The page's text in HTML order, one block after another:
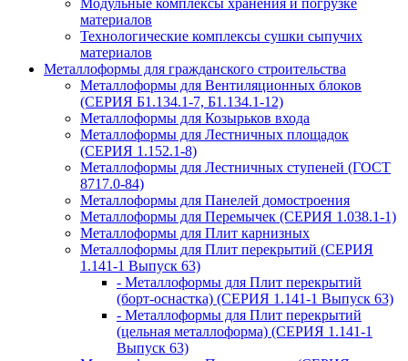
Модульные комплексы хранения и погрузке
материалов
Технологические комплексы сушки сыпучих
материалов
Металлоформы для гражданского строительства
Металлоформы для Вентиляционных блоков
(СЕРИЯ Б1.134.1-7, Б1.134.1-12)
Металлоформы для Козырьков входа
Металлоформы для Лестничных площадок
(СЕРИЯ 1.152.1-8)
Металлоформы для Лестничных ступеней (ГОСТ
8717.0-84)
Металлоформы для Панелей домостроения
Металлоформы для Перемычек (СЕРИЯ 1.038.1-1)
Металлоформы для Плит карнизных
Металлоформы для Плит перекрытий (СЕРИЯ
1.141-1 Выпуск 63)
- Металлоформы для Плит перекрытий
(борт-оснастка) (СЕРИЯ 1.141-1 Выпуск 63)
- Металлоформы для Плит перекрытий
(цельная металлоформа) (СЕРИЯ 1.141-1
Выпуск 63)